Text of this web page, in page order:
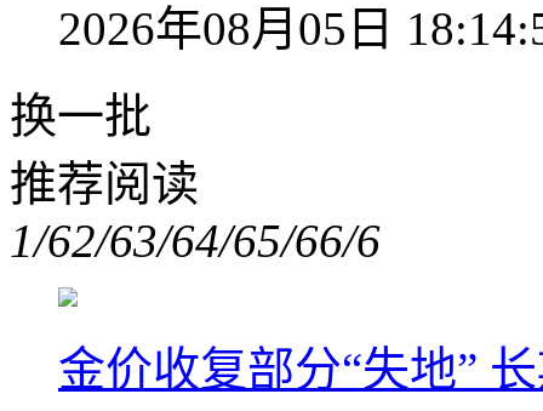
2026年08月05日
换一批
推荐阅读
1/62/63/64/65/66/6
金价收复部分“失地”